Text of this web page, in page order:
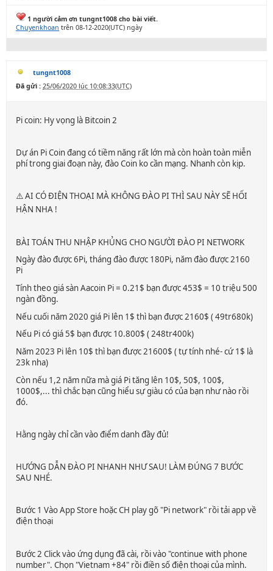
1 người cảm ơn tungnt1008 cho bài viết.
Chuyenkhoan trên 08-12-2020(UTC) ngày
tungnt1008
Đã gửi : 25/06/2020 lúc 10:08:33(UTC)
Pi coin: Hy vọng là Bitcoin 2
Dự án Pi Coin đang có tiềm năng rất lớn mà còn hoàn toàn miễn
phí trong giai đoạn này, đào Coin ko cần mạng. Nhanh còn kịp.
⚠️ AI CÓ ĐIỆN THOẠI MÀ KHÔNG ĐÀO PI THÌ SAU NÀY SẼ HỐI
HẬN NHA !
BÀI TOÁN THU NHẬP KHỦNG CHO NGƯỜI ĐÀO PI NETWORK
Ngày đào được 6Pi, tháng đào được 180Pi, năm đào được 2160
Pi
Tính theo giá sàn Aacoin Pi = 0.21$ bạn được 453$ = 10 triệu 500
ngàn đồng.
Nếu cuối năm 2020 giá Pi lên 1$ thì bạn được 2160$ ( 49tr680k)
Nếu Pi có giá 5$ bạn được 10.800$ ( 248tr400k)
Năm 2023 Pi lên 10$ thì bạn được 21600$ ( tự tính nhé- cứ 1$ là
23k nha)
Còn nếu 1,2 năm nữa mà giá Pi tăng lên 10$, 50$, 100$,
1000$,... thì chắc bạn cũng hiểu sự giàu có của bạn như nào rồi
đó.
Hằng ngày chỉ cần vào điểm danh đầy đủ!
HƯỚNG DẪN ĐÀO PI NHANH NHƯ SAU! LÀM ĐÚNG 7 BƯỚC
SAU NHÉ.
Bước 1 Vào App Store hoặc CH play gõ "Pi network" rồi tải app về
điện thoại
Bước 2 Click vào ứng dụng đã cài, rồi vào "continue with phone
number". Chọn "Vietnam +84" rồi điền số điện thoại của mình.